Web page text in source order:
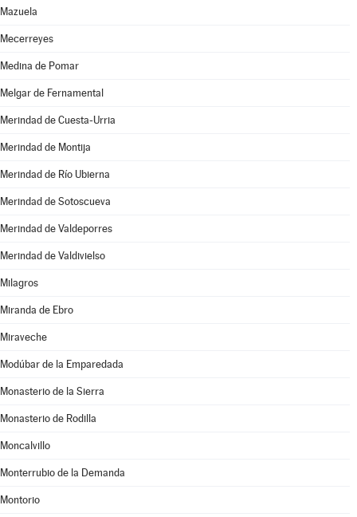
Mazuela
Mecerreyes
Medina de Pomar
Melgar de Fernamental
Merindad de Cuesta-Urria
Merindad de Montija
Merindad de Río Ubierna
Merindad de Sotoscueva
Merindad de Valdeporres
Merindad de Valdivielso
Milagros
Miranda de Ebro
Miraveche
Modúbar de la Emparedada
Monasterio de la Sierra
Monasterio de Rodilla
Moncalvillo
Monterrubio de la Demanda
Montorio